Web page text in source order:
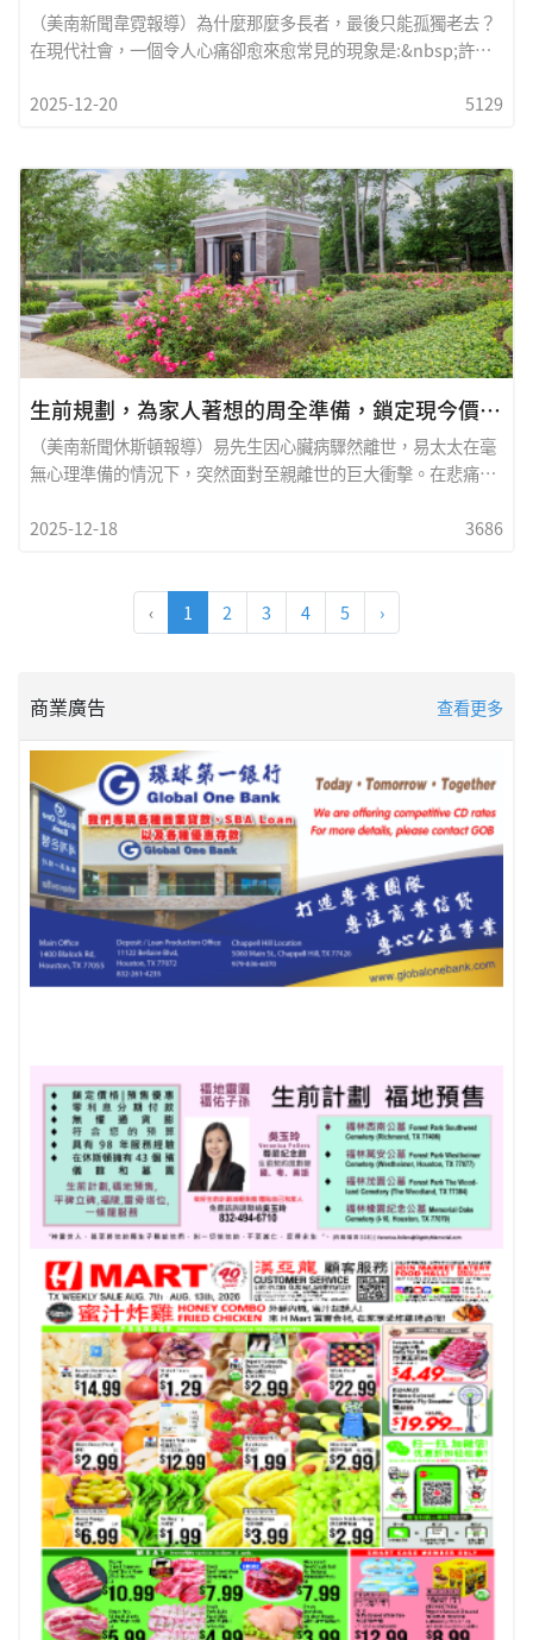
（美南新聞韋霓報導）為什麼那麼多長者，最後只能孤獨老去？
在現代社會，一個令人心痛卻愈來愈常見的現象是:&nbsp;許多
中年，面對工作、房貸、子女教育的多重壓力，往往直到
排，是否有另一種可能？提早規劃，人生可以不一樣本報專訪新
移民翻譯與諮詢公司&nbsp;NITC LLC&nbsp;創辦人俞先生與許
女士。他們以自身多年觀察與經驗分享一個核心理念：若能提早
2025-12-20 5129
生前規劃，為家人著想的周全準備，鎖定現今價格，為家人省下金錢與心力
（美南新聞休斯頓報導）易先生因心臟病驟然離世，易太太在毫
無心理準備的情況下，突然面對至親離世的巨大衝擊。在悲痛之
儀安排、形式選擇到費用支付，每一步都充滿壓力。缺乏經驗、
程就不會如此倉促又沉重。事實上，生前計畫並不是不吉利，而
是一種為家人著想的周全準備，能在關鍵時刻，替摯愛的人減輕
2025-12-18 3686
‹ 1 2 3 4 5 ›
商業廣告 查看更多